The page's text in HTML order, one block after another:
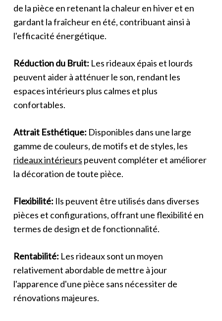
de la pièce en retenant la chaleur en hiver et en
gardant la fraîcheur en été, contribuant ainsi à
l'efficacité énergétique.
Réduction du Bruit: Les rideaux épais et lourds
peuvent aider à atténuer le son, rendant les
espaces intérieurs plus calmes et plus
confortables.
Attrait Esthétique: Disponibles dans une large
gamme de couleurs, de motifs et de styles, les
rideaux intérieurs peuvent compléter et améliorer
la décoration de toute pièce.
Flexibilité: Ils peuvent être utilisés dans diverses
pièces et configurations, offrant une flexibilité en
termes de design et de fonctionnalité.
Rentabilité: Les rideaux sont un moyen
relativement abordable de mettre à jour
l'apparence d'une pièce sans nécessiter de
rénovations majeures.